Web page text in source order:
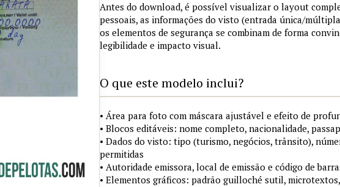
Antes do download, é possível visualizar o layout
pessoais, as informações do visto (entrada única/
os elementos de segurança se combinam de forma
legibilidade e impacto visual.
O que este modelo inclui?
• Área para foto com máscara ajustável e efeito de
• Blocos editáveis: nome completo, nacionalidade,
• Dados do visto: tipo (turismo, negócios, trânsito),
permitidas
• Autoridade emissora, local de emissão e código de
• Elementos gráficos: padrão guilloché sutil,